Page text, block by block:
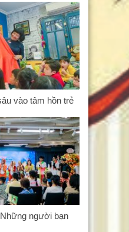
vào tâm hồn trẻ
người bạn